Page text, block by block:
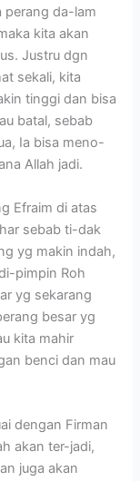
perang da-lam
kita akan
Justru dgn
sekali, kita
tinggi dan bisa
batal, sebab
Ia bisa meno-
Allah jadi.
Efraim di atas
sebab ti-dak
yg makin indah,
pimpin Roh
yg sekarang
besar yg
kita mahir
benci dan mau
dengan Firman
akan ter-jadi,
juga akan